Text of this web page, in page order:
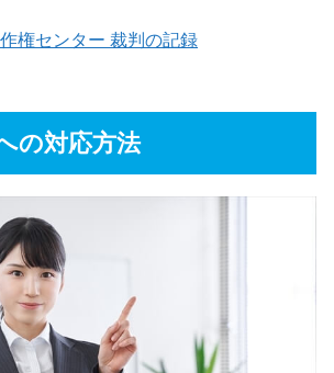
権センター 裁判の記録
の対応方法